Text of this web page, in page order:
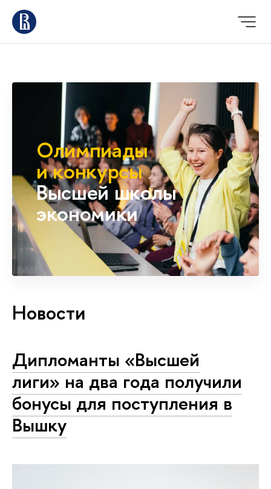
Олимпиады
и конкурсы
Высшей школы
экономики
Новости
Дипломанты «Высшей
лиги» на два года получили
бонусы для поступления в
Вышку